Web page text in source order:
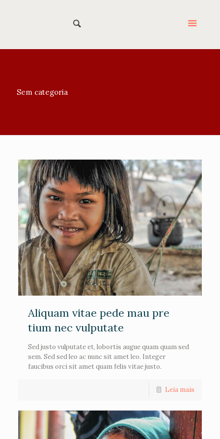
Sem categoria
Aliquam vitae pede mau pre
tium nec vulputate
Sed justo vulputate et, lobortis augue quam quam sed
sem. Sed sed leo ac nunc sit amet leo. Integer
faucibus orci sit amet quam felis vitae justo.
Leia mais